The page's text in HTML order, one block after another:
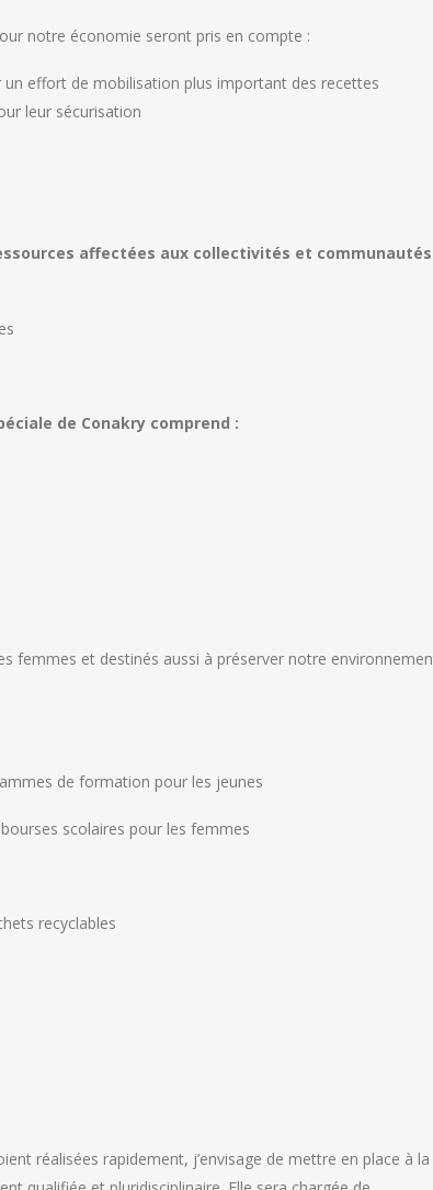
notre économie seront pris en compte :
effort de mobilisation plus important des recettes
leur sécurisation
affectées aux collectivités et
de Conakry comprend :
femmes et destinés aussi à préserver notre
de formation pour les jeunes
scolaires pour les femmes
recyclables
réalisées rapidement, j’envisage de mettre en place à la